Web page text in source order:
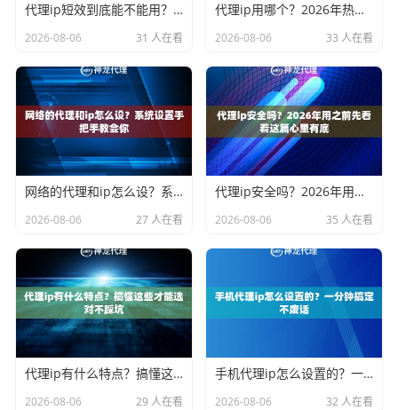
代理ip短效到底能不能用？2026年短效代理凭啥越来越火
2026-08-06 31 人在看
代理ip用哪个？2026年热门选择一次说清楚
2026-08-06 33 人在看
网络的代理和ip怎么设？系统设置手把手教会你
2026-08-06 27 人在看
代理ip安全吗？2026年用之前先看看这篇心里有底
2026-08-06 35 人在看
代理ip有什么特点？搞懂这些才能选对不踩坑
2026-08-06 29 人在看
手机代理ip怎么设置的？一分钟搞定不废话
2026-08-06 32 人在看